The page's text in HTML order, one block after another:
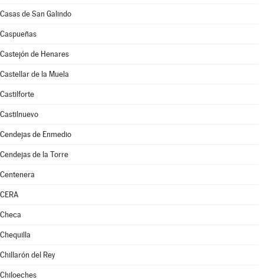
Casas de San Galindo
Caspueñas
Castejón de Henares
Castellar de la Muela
Castilforte
Castilnuevo
Cendejas de Enmedio
Cendejas de la Torre
Centenera
CERA
Checa
Chequilla
Chillarón del Rey
Chiloeches